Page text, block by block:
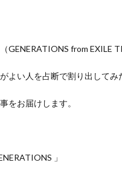
GENERATIONS from EXILE
よい人を占断で割り出してみ
をお届けします。
」